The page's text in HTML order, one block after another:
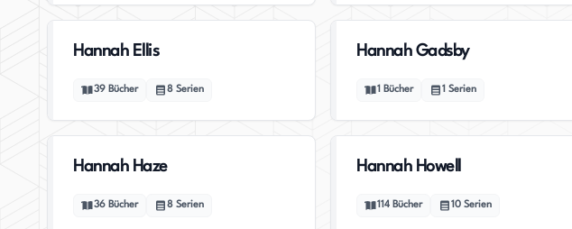
Hannah Ellis
39 Bücher 8 Serien
Hannah Gadsby
1 Bücher 1 Serien
Hannah Haze
36 Bücher 8 Serien
Hannah Howell
114 Bücher 10 Serien